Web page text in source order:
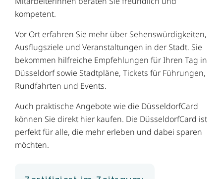
kompetent.
Vor Ort erfahren Sie mehr über Sehenswürdigkeiten,
Ausflugsziele und Veranstaltungen in der Stadt. Sie
bekommen hilfreiche Empfehlungen für Ihren Tag in
Düsseldorf sowie Stadtpläne, Tickets für Führungen,
Rundfahrten und Events.
Auch praktische Angebote wie die DüsseldorfCard
können Sie direkt hier kaufen. Die DüsseldorfCard ist
perfekt für alle, die mehr erleben und dabei sparen
möchten.